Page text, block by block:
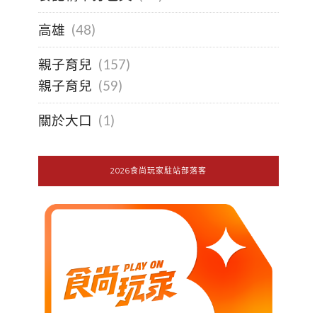
高雄 (48)
親子育兒 (157)
親子育兒 (59)
關於大口 (1)
2026食尚玩家駐站部落客